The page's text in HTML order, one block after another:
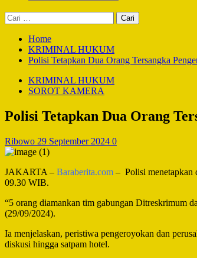
Cari
untuk:
Home
KRIMINAL HUKUM
Polisi Tetapkan Dua Orang Tersangka
KRIMINAL HUKUM
SOROT KAMERA
Polisi Tetapkan Dua Orang
Ribowo 29 September 2024 0
JAKARTA – Baraberita.com – Polisi menetapkan
09.30 WIB.
“5 orang diamankan tim gabungan Ditreskrimum
(29/09/2024).
Ia menjelaskan, peristiwa pengeroyokan dan
diskusi hingga satpam hotel.